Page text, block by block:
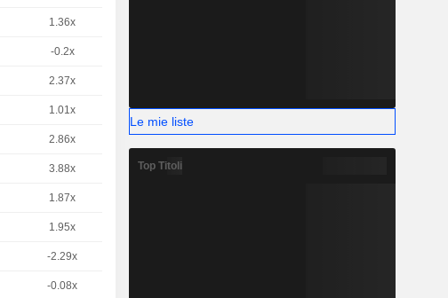
1.36x
-0.2x
2.37x
1.01x
2.86x
3.88x
1.87x
1.95x
-2.29x
-0.08x
Le mie liste
Top Titoli